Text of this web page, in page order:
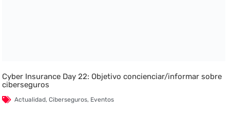
Cyber Insurance Day 22: Objetivo concienciar/informar sobre
ciberseguros
Actualidad,Ciberseguros, Eventos